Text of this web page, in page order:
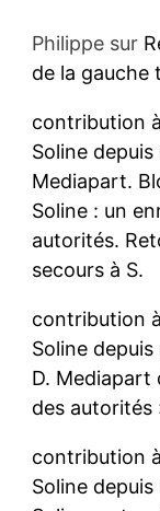
Philippesur
de la gauche
contribution
Soline
Mediapart.
Soline : un
autorités.
secours à S.
contribution
Soline
D. Mediapart
des autorités
contribution
Soline